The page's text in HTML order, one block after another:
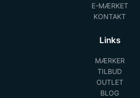
E-MÆRKET
KONTAKT
Links
MÆRKER
TILBUD
OUTLET
BLOG